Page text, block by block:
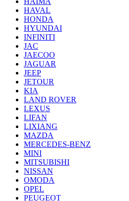
HAVAL
HONDA
HYUNDAI
INFINITI
JAC
JAECOO
JAGUAR
JEEP
JETOUR
KIA
LAND ROVER
LEXUS
LIFAN
LIXIANG
MAZDA
MERCEDES-BENZ
MINI
MITSUBISHI
NISSAN
OMODA
OPEL
PEUGEOT